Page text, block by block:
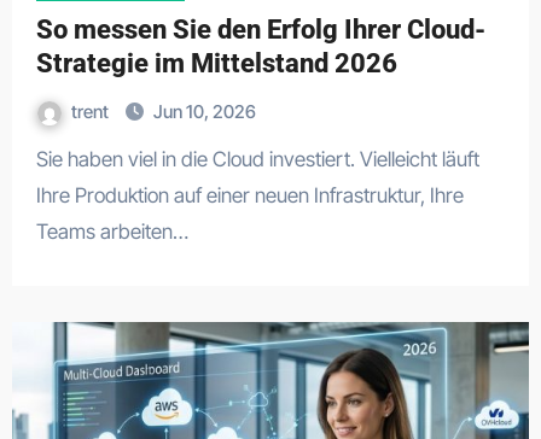
So messen Sie den Erfolg Ihrer Cloud-
Strategie im Mittelstand 2026
trent Jun 10, 2026
Sie haben viel in die Cloud investiert. Vielleicht läuft
Ihre Produktion auf einer neuen Infrastruktur, Ihre
Teams arbeiten…